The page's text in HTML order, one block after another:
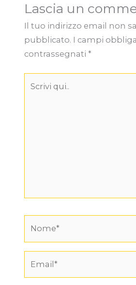
Lascia un
Il tuo indirizzo email non
pubblicato. I campi
contrassegnati *